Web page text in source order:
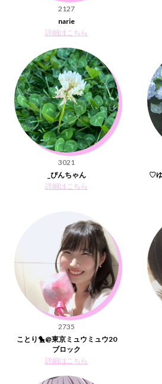
2127
narie
詳細はこちら
3021
_ぴんちゃん
詳細はこちら
♡
2735
ことり🐤@東京ミュウミュウ20
ブロック
詳細はこちら